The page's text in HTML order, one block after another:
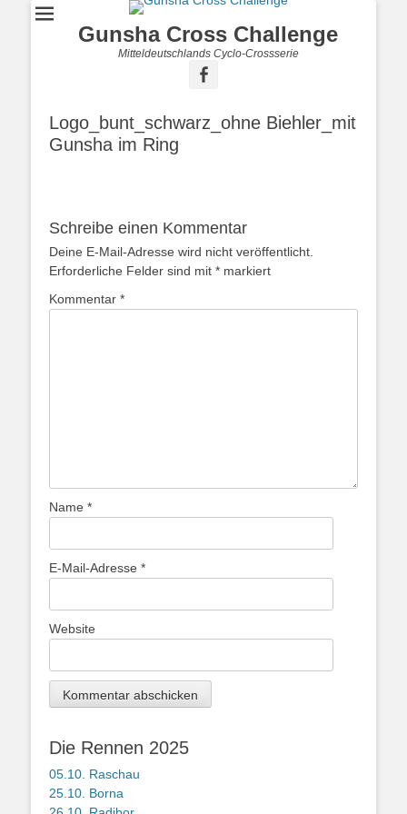
Gunsha Cross Challenge
Mitteldeutschlands Cyclo-Crossserie
Logo_bunt_schwarz_ohne Biehler_mit
Gunsha im Ring
Schreibe einen Kommentar
Deine E-Mail-Adresse wird nicht veröffentlicht.
Erforderliche Felder sind mit * markiert
Kommentar *
Name *
E-Mail-Adresse *
Website
Die Rennen 2025
05.10. Raschau
25.10. Borna